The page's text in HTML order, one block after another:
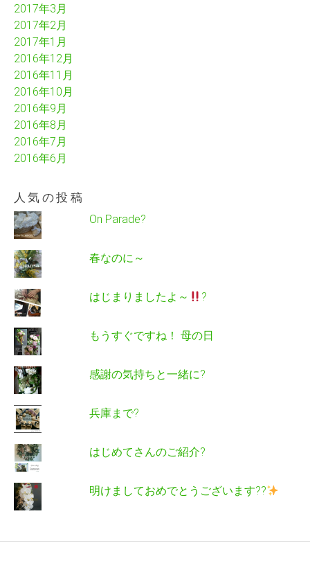
2017年3月
2017年2月
2017年1月
2016年12月
2016年11月
2016年10月
2016年9月
2016年8月
2016年7月
2016年6月
人気の投稿
On Parade?
春なのに～
はじまりましたよ～ ?
もうすぐですね！ 母の日
感謝の気持ちと一緒に?
兵庫まで?
はじめてさんのご紹介?
明けましておめでとうございます??